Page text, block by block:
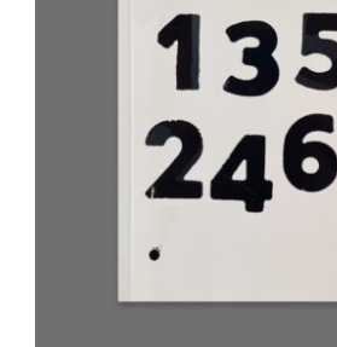
DODAJ DO KOSZYKA /